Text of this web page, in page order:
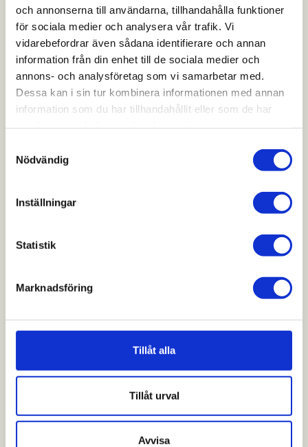
och annonserna till användarna, tillhandahålla funktioner
för sociala medier och analysera vår trafik. Vi
vidarebefordrar även sådana identifierare och annan
information från din enhet till de sociala medier och
annons- och analysföretag som vi samarbetar med.
Dessa kan i sin tur kombinera informationen med annan
information som du har tillhandahållit eller som de har
Nödvändig
Inställningar
Statistik
Marknadsföring
Tillåt alla
Tillåt urval
Avvisa
KUNDCASE – GÖTEBORG
Så förlängde Kungälvs
Kanotklubb livslängden på
1100 kvm tak